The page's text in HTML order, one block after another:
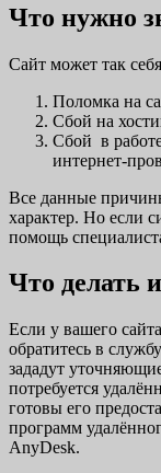
Что нужно
Сайт может так
Поломка на
Сбой на
Сбой в
интернет-
Все данные
характер. Но если
помощь
Что делать
Если у вашего
обратитесь в
зададут
потребуется
готовы его
программ
AnyDesk.